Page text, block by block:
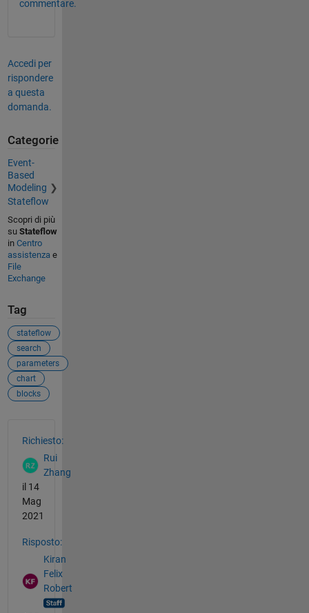
commentare.
Accedi per
rispondere
a questa
domanda.
Categorie
Event-
Based
Modeling
Stateflow
Scopri di più
su Stateflow
in Centro
assistenza e
File
Exchange
Tag
stateflow
search
parameters
chart
blocks
Richiesto:
Rui
Zhang
il 14
Mag
2021
Risposto:
Kiran
Felix
Robert